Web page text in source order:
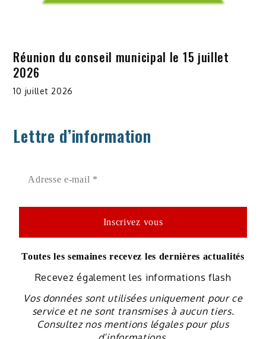
Réunion du conseil municipal le 15 juillet
2026
10 juillet 2026
Lettre d’information
Toutes les semaines recevez les dernières actualités
Recevez également les informations flash
Vos données sont utilisées uniquement pour ce
service et ne sont transmises à aucun tiers.
Consultez nos mentions légales pour plus